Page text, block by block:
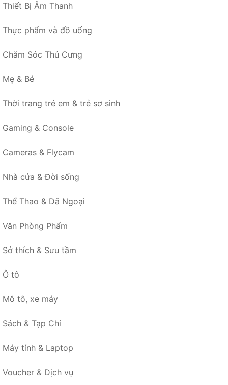
Thiết Bị Âm Thanh
Thực phẩm và đồ uống
Chăm Sóc Thú Cưng
Mẹ & Bé
Thời trang trẻ em & trẻ sơ sinh
Gaming & Console
Cameras & Flycam
Nhà cửa & Đời sống
Thể Thao & Dã Ngoại
Văn Phòng Phẩm
Sở thích & Sưu tầm
Ô tô
Mô tô, xe máy
Sách & Tạp Chí
Máy tính & Laptop
Voucher & Dịch vụ